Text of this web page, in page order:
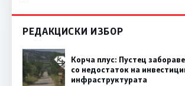
РЕДАКЦИСКИ ИЗБОР
Корча плус: Пустец
со недостаток на
инфраструктурата